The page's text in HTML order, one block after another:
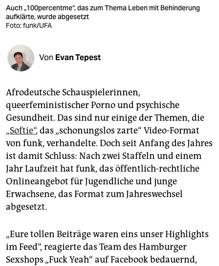
verlag
veranstaltungen
shop
fragen & hilfe
abo
genossenschaft
epaper login
Auch „100percentme“, das zum Thema Leben mit Behinderung
aufklärte, wurde abgesetzt
Foto: funk/UFA
Von Evan Tepest
Afrodeutsche Schau­spiele­rin­nen,
queerfeministischer Porno und psychische
Gesundheit. Das sind nur einige der Themen, die
„Softie“, das „schonungslos zarte“ Video-Format
von funk, verhandelte. Doch seit Anfang des Jahres
ist damit Schluss: Nach zwei Staffeln und einem
Jahr Laufzeit hat funk, das öffentlich-rechtliche
Onlineangebot für Jugendliche und junge
Erwachsene, das Format zum Jahreswechsel
abgesetzt.
„Eure tollen Beiträge waren eins unser Highlights
im Feed“, reagierte das Team des Hamburger
Sexshops „Fuck Yeah“ auf Face­book bedauernd,